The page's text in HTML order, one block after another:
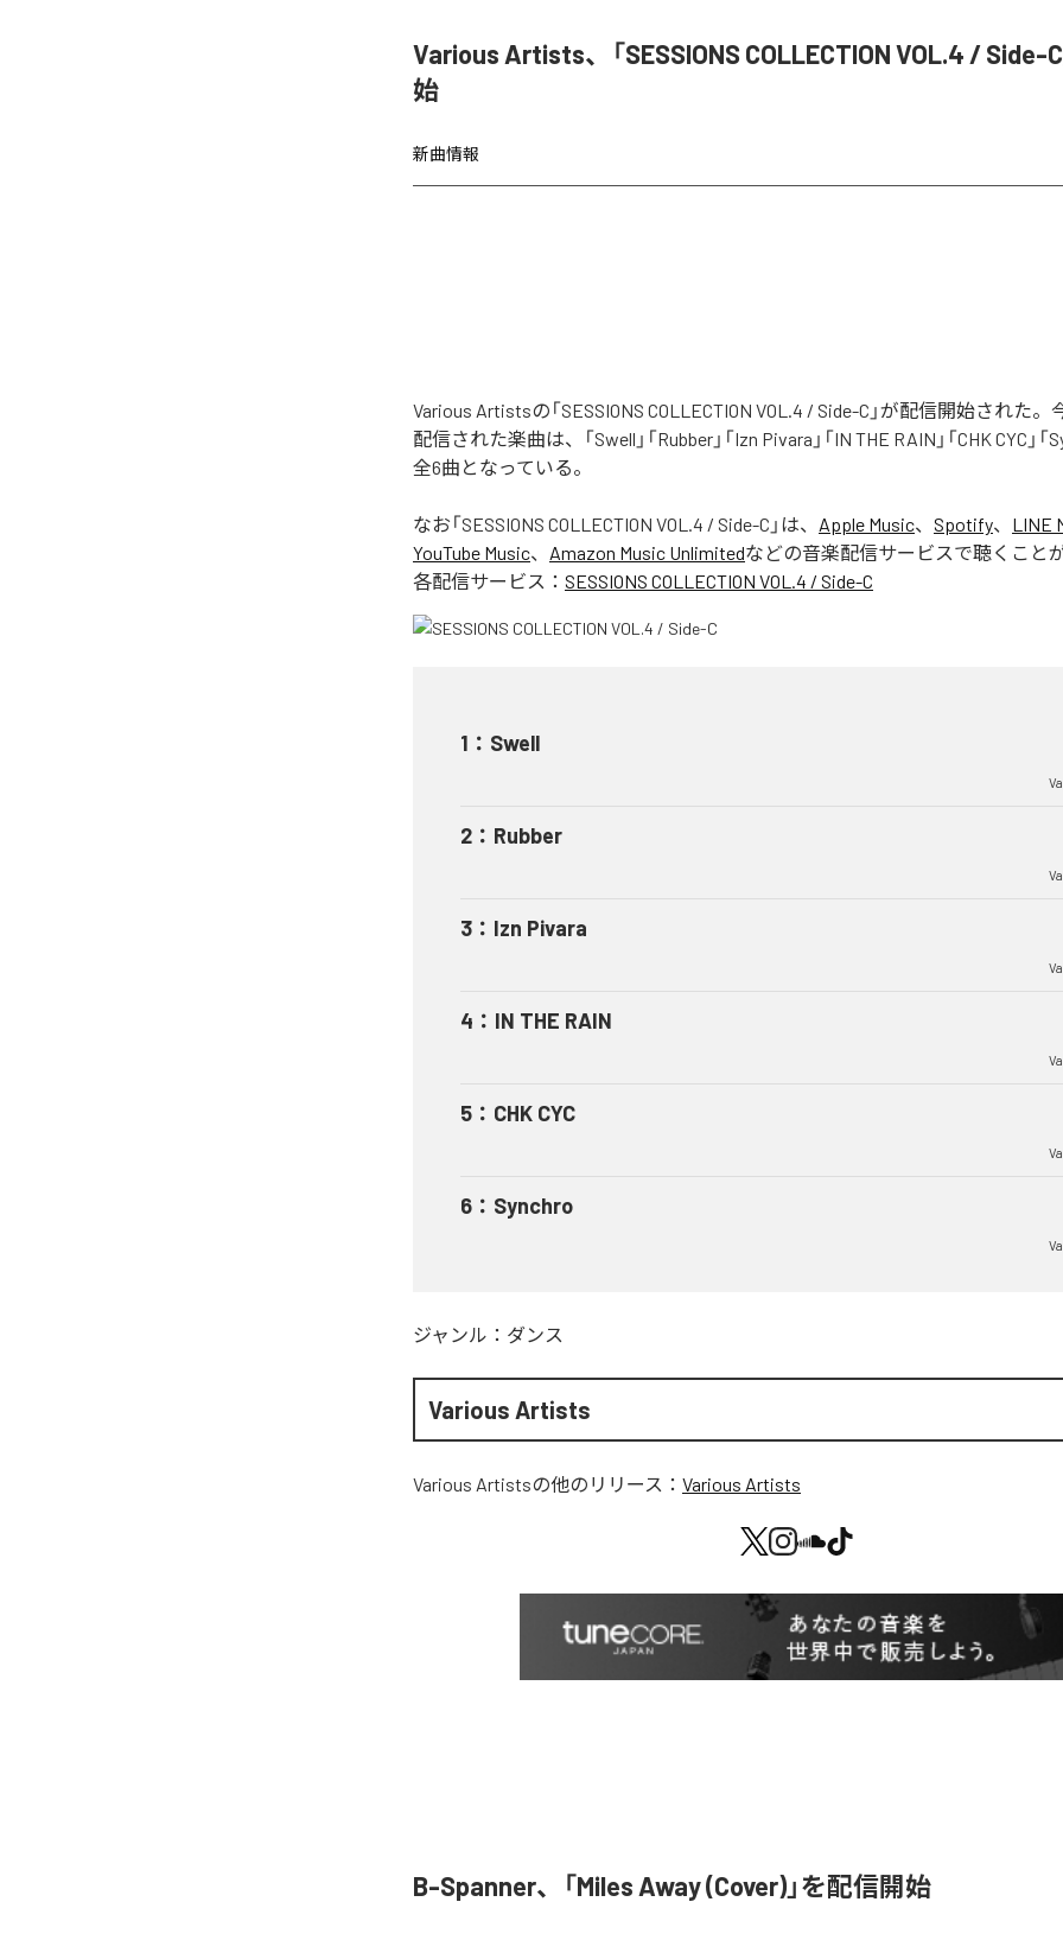
Various Artists、「SESSIONS COLLECTION VOL.4 / Side-
始
新曲情報
Various Artistsの「SESSIONS COLLECTION VOL.4 / Side-C」が配信開始された
配信された楽曲は、「Swell」「Rubber」「Izn Pivara」「IN THE RAIN」「CHK CYC」
全6曲となっている。
なお「SESSIONS COLLECTION VOL.4 / Side-C 」は、 Apple Music、 Spotify、 LINE
YouTube Music、 Amazon Music Unlimitedなどの音楽配信サービスで聴くこと
各配信サービス： SESSIONS COLLECTION VOL.4 / Side-C
1 ： Swell
2 ： Rubber
3 ： Izn Pivara
4 ： IN THE RAIN
5 ： CHK CYC
6 ： Synchro
ジャンル： ダンス
Various Artists
Various Artistsの他のリリース： Various Artists
B-Spanner、「Miles Away (Cover)」を配信開始